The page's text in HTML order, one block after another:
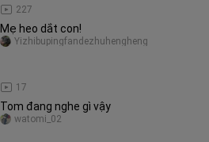
227
Mẹ heo dắt con!
17
Yizhibupingfandezhuhengheng
Tom đang nghe gì vậy
watomi_02